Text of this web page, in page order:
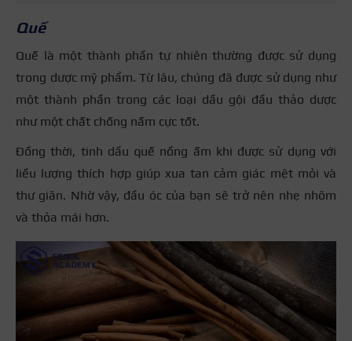
Quế
Quế là một thành phần tự nhiên thường được sử dụng
trong dược mỹ phẩm. Từ lâu, chúng đã được sử dụng như
một thành phần trong các loại dầu gội đầu thảo dược
như một chất chống nấm cực tốt.
Đồng thời, tinh dầu quế nồng ấm khi được sử dụng với
liều lượng thích hợp giúp xua tan cảm giác mệt mỏi và
thư giãn. Nhờ vậy, đầu óc của bạn sẽ trở nên nhẹ nhõm
và thỏa mái hơn.